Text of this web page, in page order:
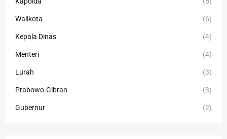
Walikota (6)
Kepala Dinas (4)
Menteri (4)
Lurah (3)
Prabowo-Gibran (3)
Gubernur (2)